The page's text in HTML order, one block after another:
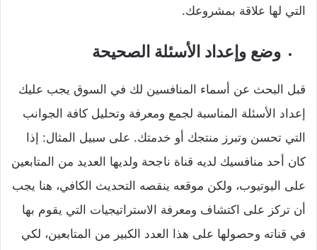
التي لها علاقة بمشروعك.
وضع وإعداد الأسئلة الصحيحة
قبل البحث عن أسماء المنافسين لك في السوق يجب عليك
إعداد الأسئلة المناسبة لجمع ومعرفة وتحليل كافة الجوانب
التي تحسن وتبرز منتجك أو خدمتك. على سبيل المثال: إذا
كان أحد منافسيك لديه قناة ناجحة ولديها العديد من المتابعين
على اليوتيوب، ولكن موقعه ينقصه التحديث الكافي، هنا يجب
أن تركز على اكتشاف ومعرفة الاستراتيجيات التي يقوم بها
في قناته وحصولها على هذا العدد الكبير من المتابعين، لكي